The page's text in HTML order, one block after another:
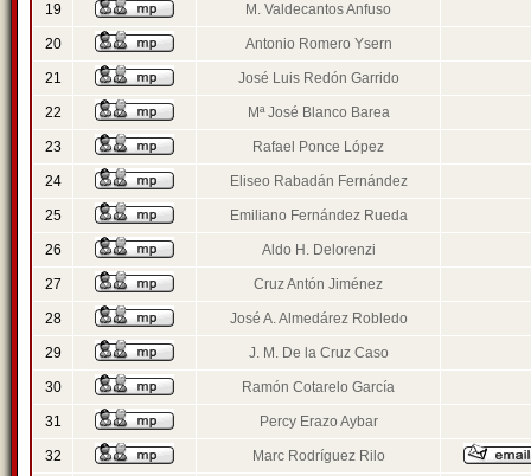
19 M. Valdecantos Anfuso
20 Antonio Romero Ysern
21 José Luis Redón Garrido
22 Mª José Blanco Barea
23 Rafael Ponce López
24 Eliseo Rabadán Fernández
25 Emiliano Fernández Rueda
26 Aldo H. Delorenzi
27 Cruz Antón Jiménez
28 José A. Almedárez Robledo
29 J. M. De la Cruz Caso
30 Ramón Cotarelo García
31 Percy Erazo Aybar
32 Marc Rodríguez Rilo